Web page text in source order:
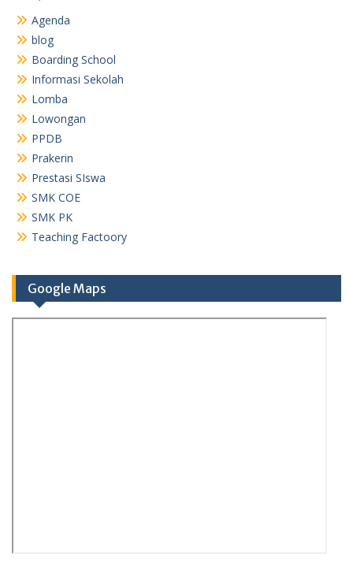
Agenda
blog
Boarding School
Informasi Sekolah
Lomba
Lowongan
PPDB
Prakerin
Prestasi SIswa
SMK COE
SMK PK
Teaching Factoory
Google Maps